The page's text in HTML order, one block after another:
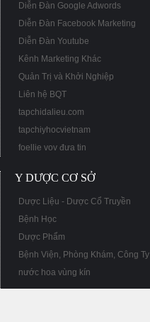
Diễn Đàn Google Adwords
Diễn Đàn Facebook Marketing
Diễn Đàn Youtube
Kênh Marketing Khác
Quản Trị và Khởi Nghiệp
Liên hệ BQT
tapchidalieu.com
tapchiyhocvietnam
foellie vov đưa tin
Y DƯỢC CƠ SỞ
Dược Liệu - Dược Cổ Truyền
Bệnh Học
Dược Phẩm
Bệnh Viện, Phòng Khám, Công Ty
nước hoa vùng kín